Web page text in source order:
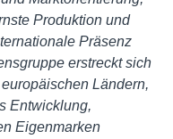
Produktion und
Präsenz
erstreckt sich
Ländern,
Entwicklung,
Eigenmarken